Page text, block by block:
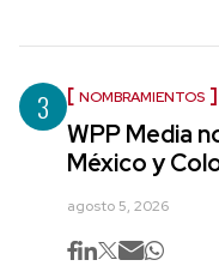
3 NOMBRAMIENTOS
WPP Media
México y
agosto 5, 2026